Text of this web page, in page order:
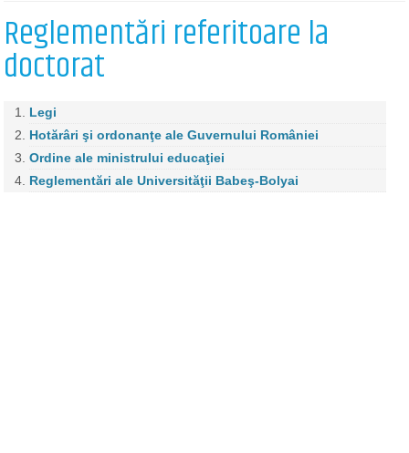
Reglementări referitoare la
doctorat
Legi
Hotărâri şi ordonanţe ale Guvernului României
Ordine ale ministrului educaţiei
Reglementări ale Universităţii Babeş-Bolyai